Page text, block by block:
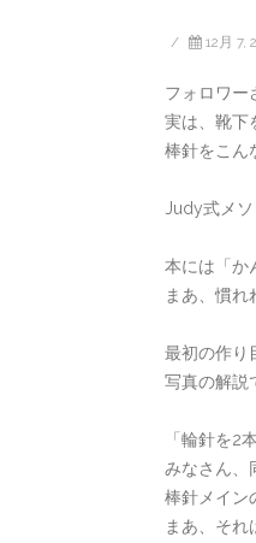
/ 12月 7,
フォロワー
実は、靴下
棒針をこん
Judy式メ
本には「か
まあ、慣れ
最初の作り
写真の解説
「輪針を2
みなさん、
棒針メイン
まあ、それ